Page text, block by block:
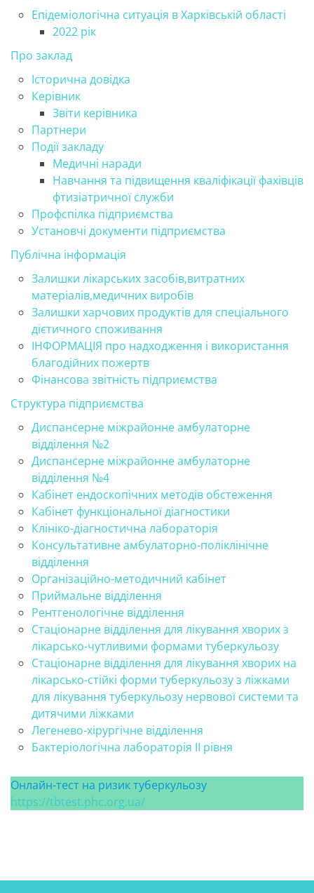
Епідеміологічна ситуація в Харківській області
2022 рік
Про заклад
Історична довідка
Керівник
Звіти керівника
Партнери
Події закладу
Медичні наради
Навчання та підвищення кваліфікації фахівців
фтизіатричної служби
Профспілка підприємства
Установчі документи підприємства
Публічна інформація
Залишки лікарських засобів,витратних
матеріалів,медичних виробів
Залишки харчових продуктів для спеціального
дієтичного споживання
ІНФОРМАЦІЯ про надходження і використання
благодійних пожертв
Фінансова звітність підприємства
Структура підприємства
Диспансерне міжрайонне амбулаторне
відділення №2
Диспансерне міжрайонне амбулаторне
відділення №4
Кабінет ендоскопічних методів обстеження
Кабінет функціональної діагностики
Клініко-діагностична лабораторія
Консультативне амбулаторно-поліклінічне
відділення
Організаційно-методичний кабінет
Приймальне відділення
Рентгенологічне відділення
Стаціонарне відділення для лікування хворих з
лікарсько-чутливими формами туберкульозу
Стаціонарне відділення для лікування хворих на
лікарсько-стійкі форми туберкульозу з ліжками
для лікування туберкульозу нервової системи та
дитячими ліжками
Легенево-хірургічне відділення
Бактеріологічна лабораторія ІІ рівня
Онлайн-тест на ризик туберкульозу
https://tbtest.phc.org.ua/